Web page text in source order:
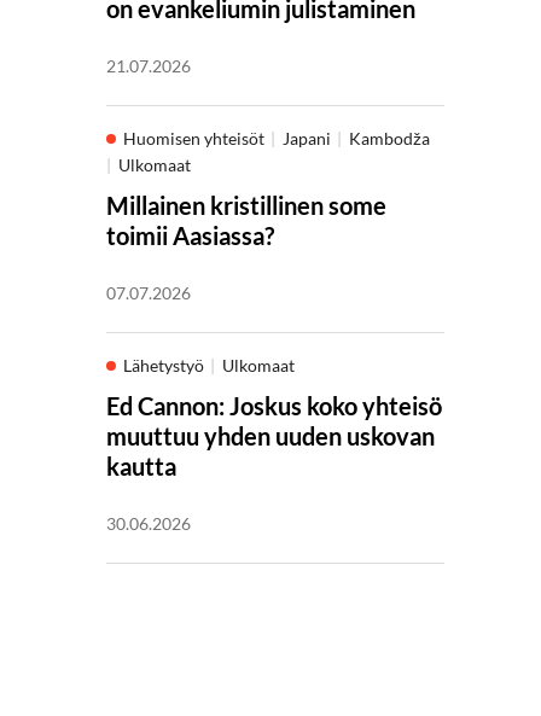
on evankeliumin julistaminen
21.07.2026
Huomisen yhteisöt Japani
Kambodža
Ulkomaat
Millainen kristillinen some
toimii Aasiassa?
07.07.2026
Lähetystyö Ulkomaat
Ed Cannon: Joskus koko yhteisö
muuttuu yhden uuden uskovan
kautta
30.06.2026